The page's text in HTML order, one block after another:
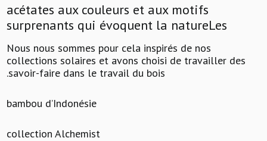
acétates aux couleurs et aux motifs
surprenants qui évoquent la nature
Nous nous sommes pour cela inspirés de nos
collections solaires et avons choisi de travailler des
.savoir-faire dans le travail du bois
bambou d’Indonésie
collection Alchemist
Les